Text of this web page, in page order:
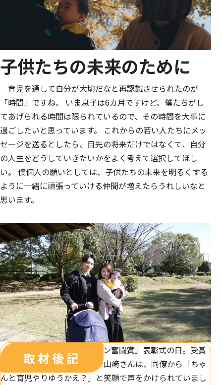
子供たちの未来のために
育児を通して自分が大切だなと再認識させられたのが
「時間」ですね。 いま息子は6カ月ですけど、僕たちがし
てあげられる時間は限られているので、その時間を大事に
過ごしたいと思っています。 これからの若い人たちにメッ
セージを送るとしたら、目先の将来だけではなくて、自分
の人生をどうしていきたいかをよく考えて選択してほし
い。 僕個人の願いとしては、子供たちの未来を明るくする
ように一緒に頑張っていける仲間が増えたらうれしいなと
思います。
取材に伺ったのは「イクメン奮闘賞」表彰式の日。受賞
のため、久しぶりに出社した山﨑さんは、同僚から「ちゃ
んと育児やりゆうかえ？」と笑顔で声をかけられていまし